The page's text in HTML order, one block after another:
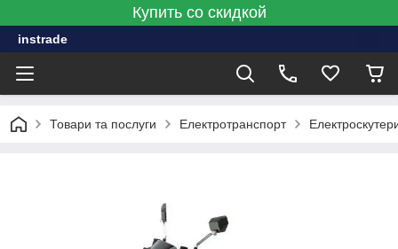
Купить со скидкой
instrade
Товари та послуги Електротранспорт